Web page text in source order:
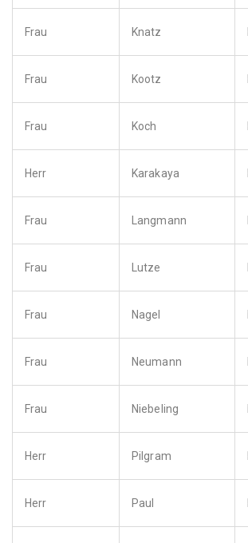
Frau Knatz
Frau Kootz
Frau Koch
Herr Karakaya
Frau Langmann
Frau Lutze
Frau Nagel
Frau Neumann
Frau Niebeling
Herr Pilgram
Herr Paul